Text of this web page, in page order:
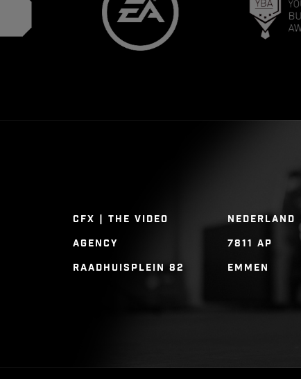
CFX | THE VIDEO
AGENCY
RAADHUISPLEIN 82
NEDERLAND
7811 AP
EMMEN